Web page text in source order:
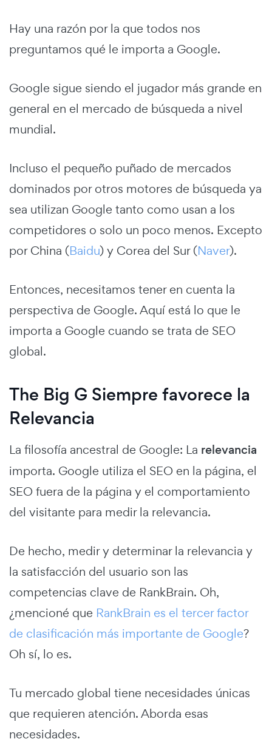
Hay una razón por la que todos nos
preguntamos qué le importa a Google.
Google sigue siendo el jugador más grande en
general en el mercado de búsqueda a nivel
mundial.
Incluso el pequeño puñado de mercados
dominados por otros motores de búsqueda ya
sea utilizan Google tanto como usan a los
competidores o solo un poco menos. Excepto
por China (Baidu) y Corea del Sur (Naver).
Entonces, necesitamos tener en cuenta la
perspectiva de Google. Aquí está lo que le
importa a Google cuando se trata de SEO
global.
The Big G Siempre favorece la
Relevancia
La filosofía ancestral de Google: La relevancia
importa. Google utiliza el SEO en la página, el
SEO fuera de la página y el comportamiento
del visitante para medir la relevancia.
De hecho, medir y determinar la relevancia y
la satisfacción del usuario son las
competencias clave de RankBrain. Oh,
¿mencioné que RankBrain es el tercer factor
de clasificación más importante de Google?
Oh sí, lo es.
Tu mercado global tiene necesidades únicas
que requieren atención. Aborda esas
necesidades.